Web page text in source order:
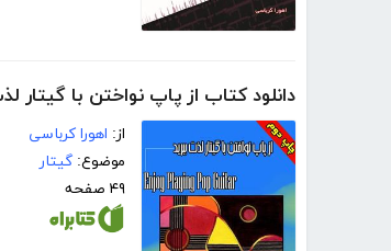
دانلود کتاب از پاپ نواختن با گیتار
از: اهورا کرباسی
موضوع: گیتار
۴۹ صفحه